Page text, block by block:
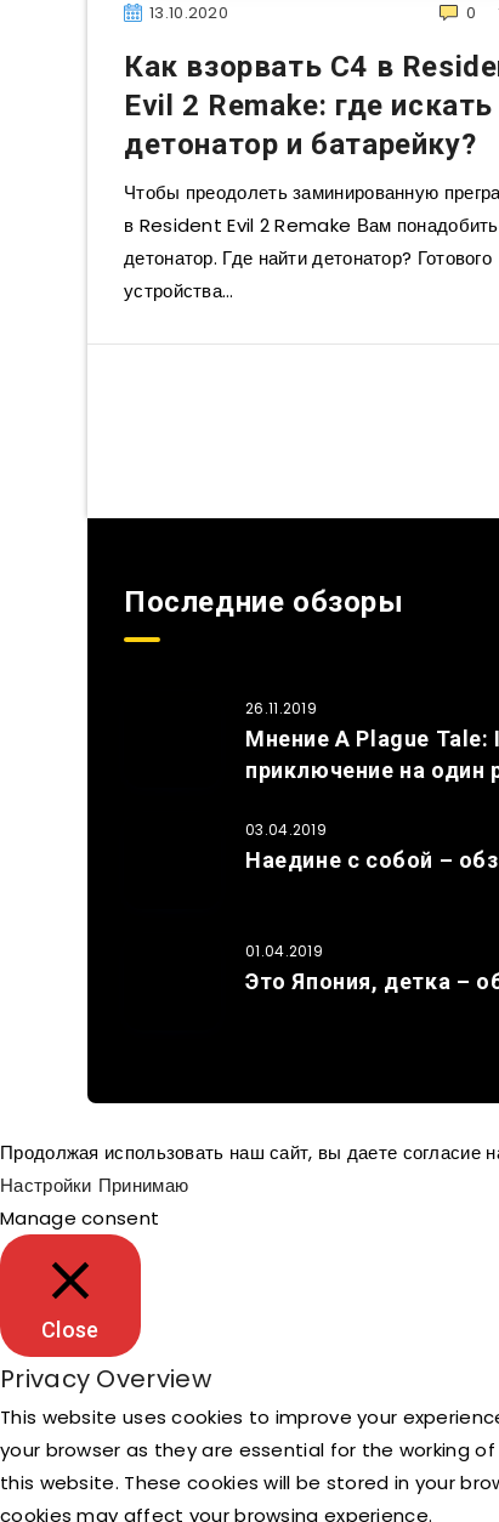
13.10.2020 0
Как взорвать C4 в
Evil 2 Remake: где искать
детонатор и батарейку?
Чтобы преодолеть заминированную
в Resident Evil 2 Remake Вам
детонатор. Где найти детонатор? Готового
устройства…
Последние обзоры
26.11.2019
Мнение A Plague
приключение на один
03.04.2019
Наедине с собой –
01.04.2019
Это Япония, детка –
Продолжая использовать наш сайт, вы даете
Настройки Принимаю
Manage consent
Close
Privacy Overview
This website uses cookies to improve your
your browser as they are essential for the working
this website. These cookies will be stored in your
cookies may affect your browsing experience.